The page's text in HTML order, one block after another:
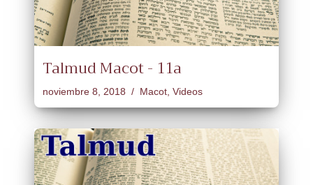
Talmud Macot - 11a
noviembre 8, 2018 Macot Videos